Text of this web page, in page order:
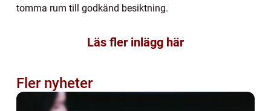
tomma rum till godkänd besiktning.
Läs fler inlägg här
Fler nyheter